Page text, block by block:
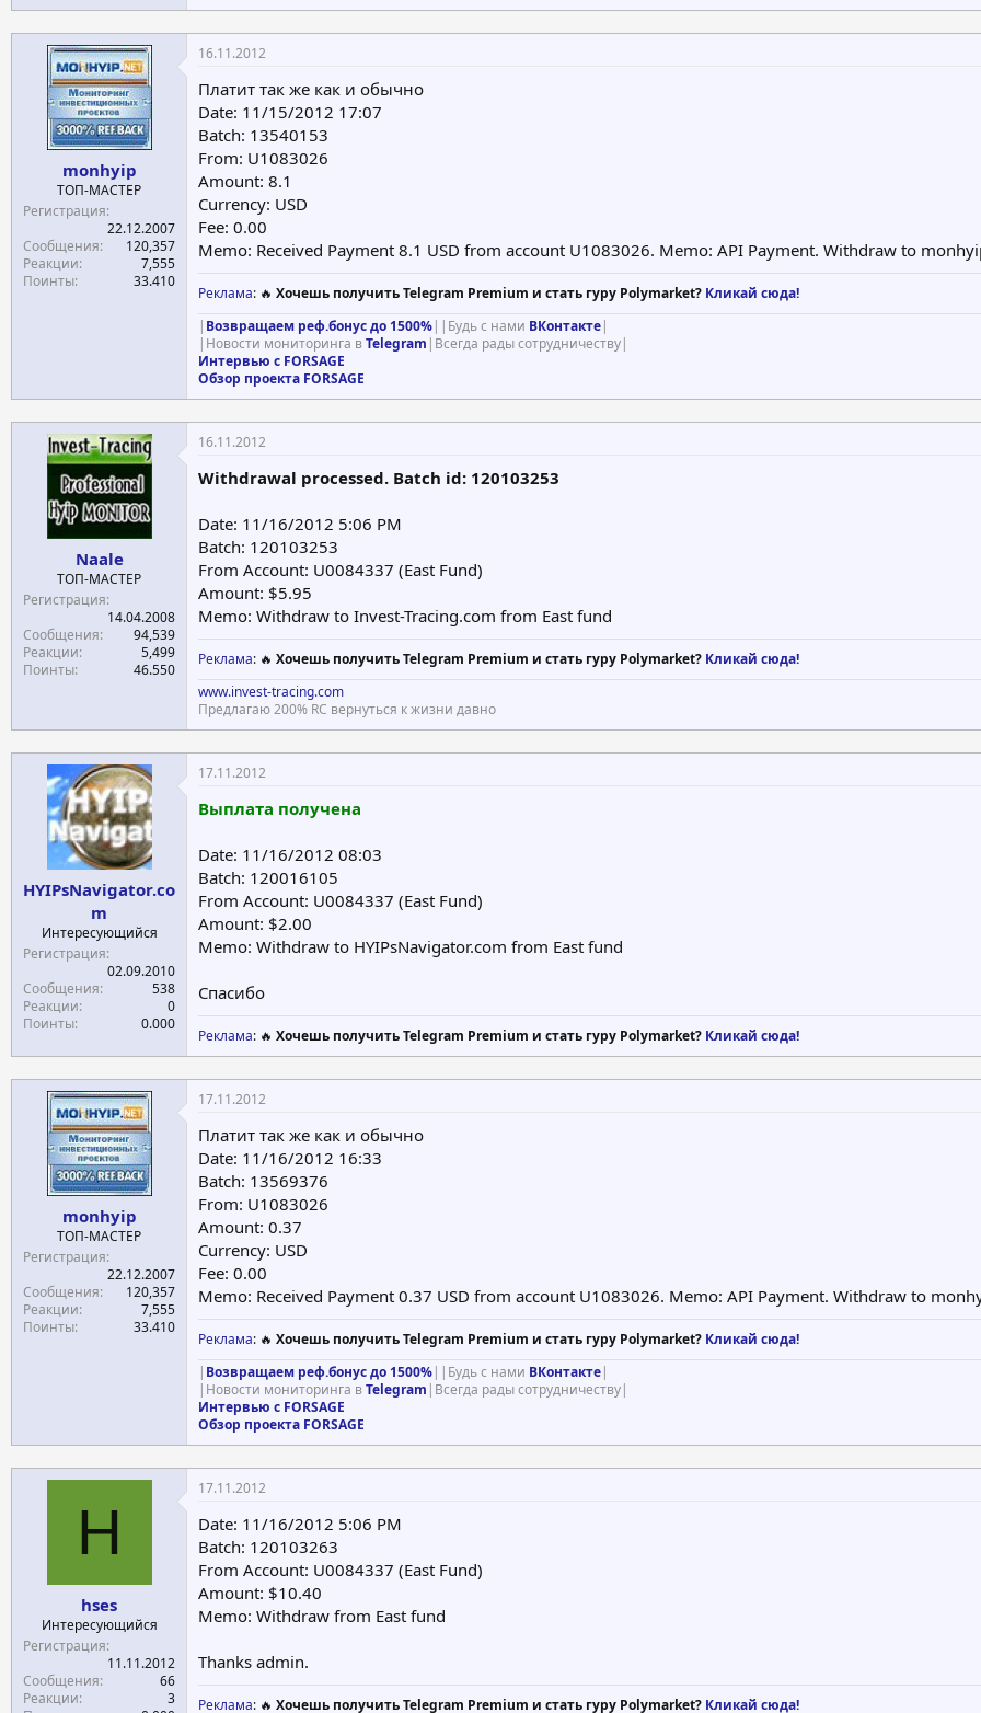
monhyip
ТОП-МАСТЕР
Регистрация
22.12.2007
Сообщения
120,357
Реакции
7,555
Поинты
33.410
16.11.2012
Платит так же как и обычно
Date: 11/15/2012 17:07
Batch: 13540153
From: U1083026
Amount: 8.1
Currency: USD
Fee: 0.00
Memo: Received Payment 8.1 USD from account U1083026. Memo: API Payment. Withdraw to
Реклама: 🔥 Хочешь получить Telegram Premium и стать гуру Polymarket? Кликай сюда!
| Возвращаем реф.бонус до 1500%||Будь с нами ВКонтакте|
|Новости мониторинга вTelegram |Всегда рады сотрудничеству|
Интервью с FORSAGE
Обзор проекта FORSAGE
Naale
ТОП-МАСТЕР
Регистрация
14.04.2008
Сообщения
94,539
Реакции
5,499
Поинты
46.550
16.11.2012
Withdrawal processed. Batch id: 120103253
Date: 11/16/2012 5:06 PM
Batch: 120103253
From Account: U0084337 (East Fund)
Amount: $5.95
Memo: Withdraw to Invest-Tracing.com from East fund
Реклама: 🔥 Хочешь получить Telegram Premium и стать гуру Polymarket? Кликай сюда!
www.invest-tracing.com
Предлагаю 200% RC вернуться к жизни давно
HYIPsNavigator.co
m
Интересующийся
Регистрация
02.09.2010
Сообщения
538
Реакции
0
Поинты
0.000
17.11.2012
Выплата получена
Date: 11/16/2012 08:03
Batch: 120016105
From Account: U0084337 (East Fund)
Amount: $2.00
Memo: Withdraw to HYIPsNavigator.com from East fund
Спасибо
Реклама: 🔥 Хочешь получить Telegram Premium и стать гуру Polymarket? Кликай сюда!
monhyip
ТОП-МАСТЕР
Регистрация
22.12.2007
Сообщения
120,357
Реакции
7,555
Поинты
33.410
17.11.2012
Платит так же как и обычно
Date: 11/16/2012 16:33
Batch: 13569376
From: U1083026
Amount: 0.37
Currency: USD
Fee: 0.00
Memo: Received Payment 0.37 USD from account U1083026. Memo: API Payment. Withdraw to
Реклама: 🔥 Хочешь получить Telegram Premium и стать гуру Polymarket? Кликай сюда!
| Возвращаем реф.бонус до 1500%||Будь с нами ВКонтакте|
|Новости мониторинга вTelegram |Всегда рады сотрудничеству|
Интервью с FORSAGE
Обзор проекта FORSAGE
H
hses
Интересующийся
Регистрация
11.11.2012
Сообщения
66
Реакции
3
17.11.2012
Date: 11/16/2012 5:06 PM
Batch: 120103263
From Account: U0084337 (East Fund)
Amount: $10.40
Memo: Withdraw from East fund
Thanks admin.
Реклама: 🔥 Хочешь получить Telegram Premium и стать гуру Polymarket? Кликай сюда!